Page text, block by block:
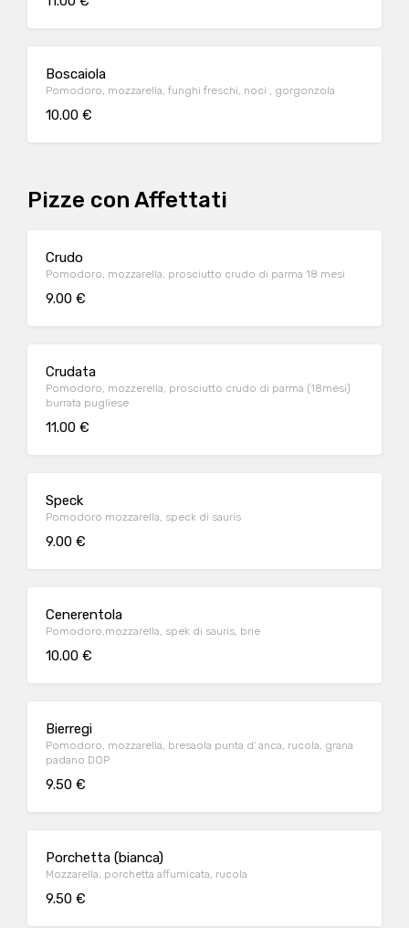
Boscaiola
Pomodoro, mozzarella, funghi freschi, noci , gorgonzola
10.00 €
Pizze con Affettati
Crudo
Pomodoro, mozzarella, prosciutto crudo di parma 18 mesi
9.00 €
Crudata
Pomodoro, mozzerella, prosciutto crudo di parma (18mesi)
burrata pugliese
11.00 €
Speck
Pomodoro mozzarella, speck di sauris
9.00 €
Cenerentola
Pomodoro,mozzarella, spek di sauris, brie
10.00 €
Bierregi
Pomodoro, mozzarella, bresaola punta d' anca, rucola, grana
padano DOP
9.50 €
Porchetta (bianca)
Mozzarella, porchetta affumicata, rucola
9.50 €